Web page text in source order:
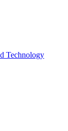
Technology